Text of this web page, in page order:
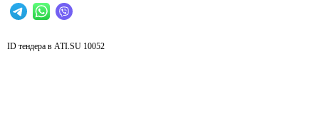
ID тендера в ATI.SU 10052